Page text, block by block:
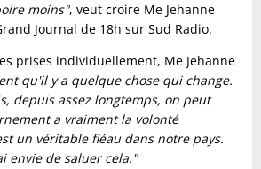
moins", veut croire Me Jehanne
Journal de 18h sur Sud Radio.
prises individuellement, Me Jehanne
qu'il y a quelque chose qui change.
depuis assez longtemps, on peut
a vraiment la volonté
un véritable fléau dans notre pays.
envie de saluer cela."